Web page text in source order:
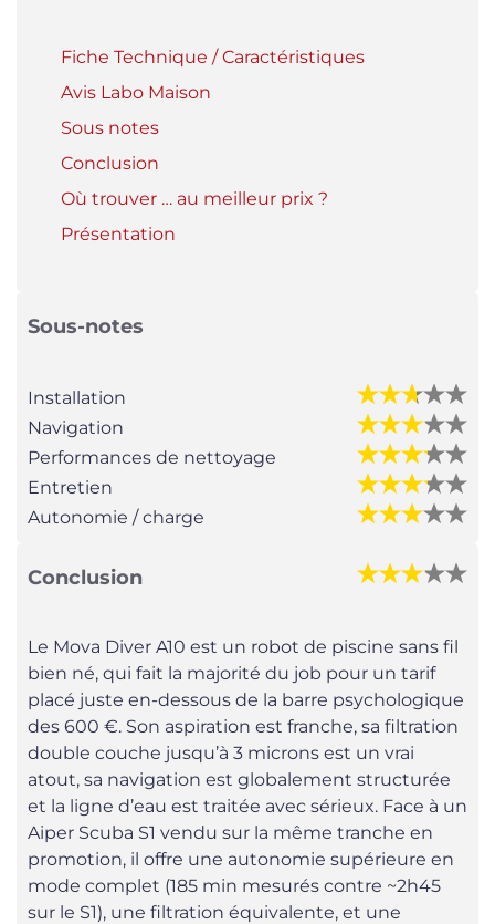
Fiche Technique / Caractéristiques
Avis Labo Maison
Sous notes
Conclusion
Où trouver … au meilleur prix ?
Présentation
Sous-notes
Installation
Navigation
Performances de nettoyage
Entretien
Autonomie / charge
Conclusion
Le Mova Diver A10 est un robot de piscine sans fil
bien né, qui fait la majorité du job pour un tarif
placé juste en-dessous de la barre psychologique
des 600 €. Son aspiration est franche, sa filtration
double couche jusqu’à 3 microns est un vrai
atout, sa navigation est globalement structurée
et la ligne d’eau est traitée avec sérieux. Face à un
Aiper Scuba S1 vendu sur la même tranche en
promotion, il offre une autonomie supérieure en
mode complet (185 min mesurés contre ~2h45
sur le S1), une filtration équivalente, et une